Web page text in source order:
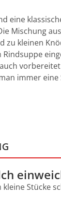
eine
Mischung
zu kleinen
Rindsuppe
immer eine
Stücke